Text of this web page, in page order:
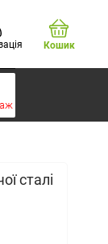
Кошик
сталі